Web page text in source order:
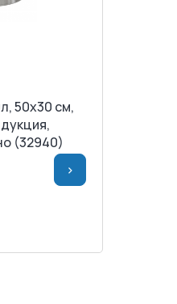
50x30 см,
(32940)
>